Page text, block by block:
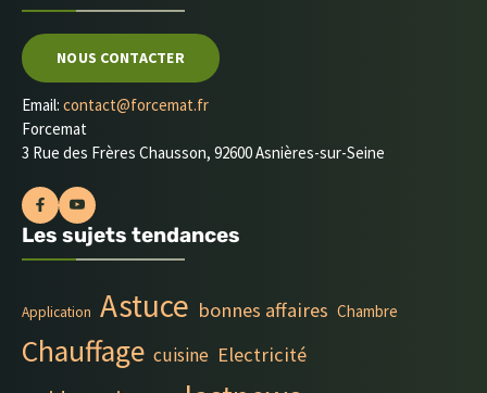
NOUS CONTACTER
Email: contact@forcemat.fr
Forcemat
3 Rue des Frères Chausson, 92600 Asnières-sur-Seine
Les sujets tendances
Application Astuce bonnes affaires Chambre
Chauffage cuisine Electricité